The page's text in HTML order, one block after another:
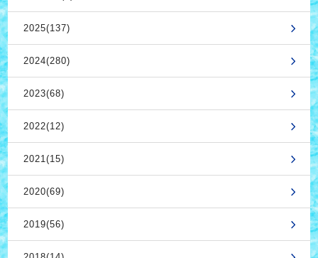
2025(137)
2024(280)
2023(68)
2022(12)
2021(15)
2020(69)
2019(56)